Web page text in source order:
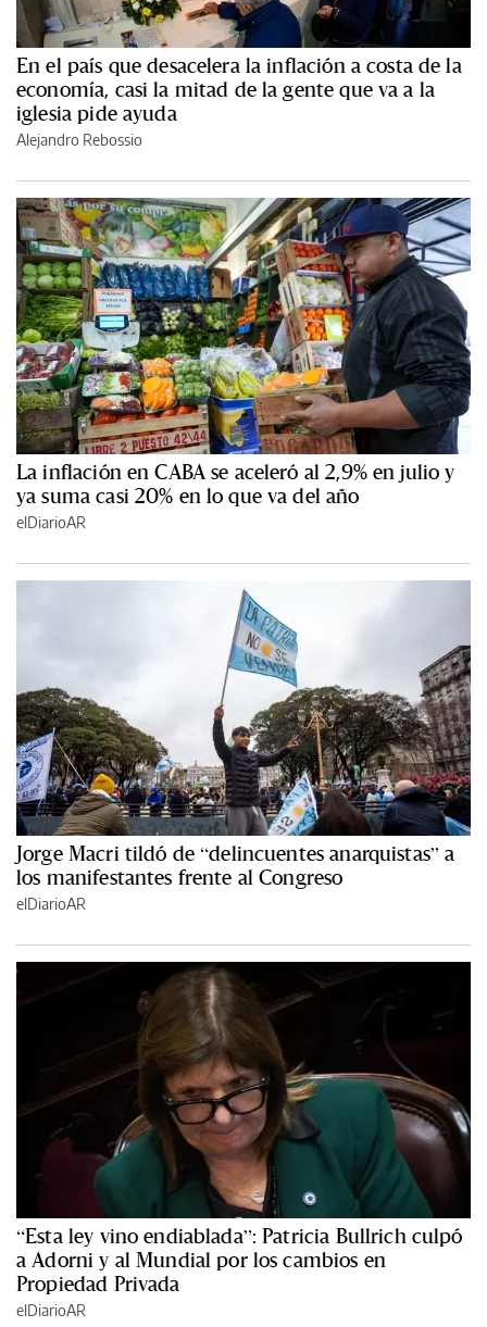
En el país que desacelera la inflación a costa de la
economía, casi la mitad de la gente que va a la
iglesia pide ayuda
Alejandro Rebossio
La inflación en CABA se aceleró al 2,9% en julio y
ya suma casi 20% en lo que va del año
elDiarioAR
Jorge Macri tildó de “delincuentes anarquistas” a
los manifestantes frente al Congreso
elDiarioAR
“Esta ley vino endiablada”: Patricia Bullrich culpó
a Adorni y al Mundial por los cambios en
Propiedad Privada
elDiarioAR